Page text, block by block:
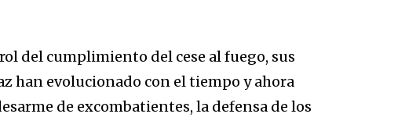
del cumplimiento del cese al fuego, sus
han evolucionado con el tiempo y ahora
de excombatientes, la defensa de los